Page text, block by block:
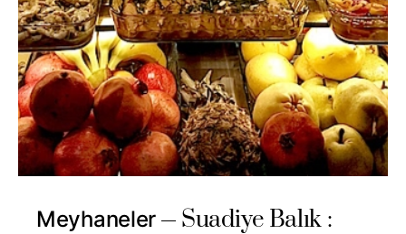
Meyhaneler Suadiye Balık :